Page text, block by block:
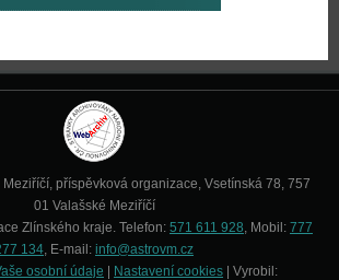
příspěvková organizace, Vsetínská 78, 757
01 Valašské Meziříčí
Zlínského kraje. Telefon: 571 611 928, Mobil: 777
134, E-mail: info@astrovm.cz
osobní údaje
Nastavení cookies | Vyrobil: